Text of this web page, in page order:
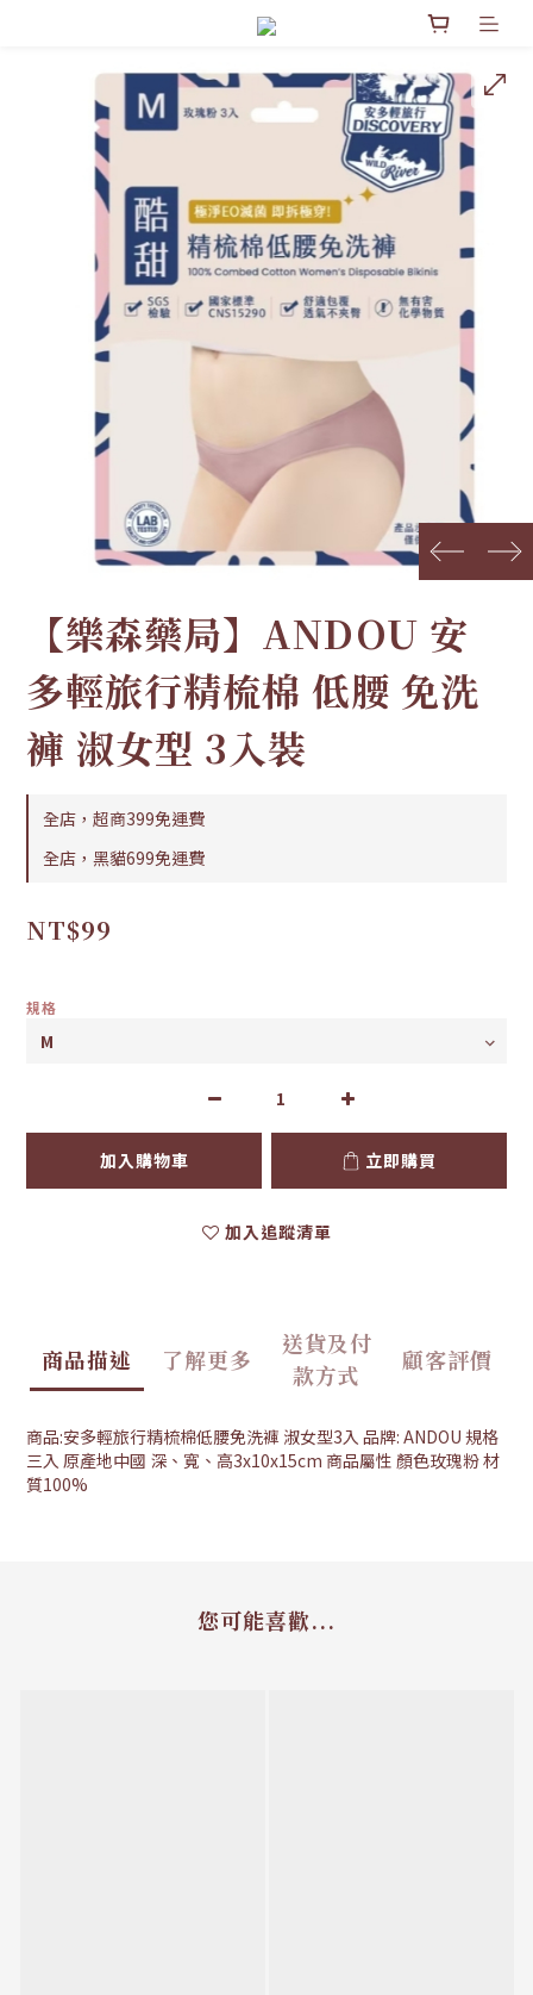
prev next
【樂森藥局】ANDOU 安
多輕旅行精梳棉 低腰 免洗
褲 淑女型 3入裝
全店，超商399免運費
全店，黑貓699免運費
NT$99
規格
加入購物車 立即購買
加入追蹤清單
商品描述 了解更多
送貨及付
款方式
顧客評價
商品:安多輕旅行精梳棉低腰免洗褲 淑女型3入 品牌: ANDOU 規格
三入 原產地中國 深、寬、高3x10x15cm 商品屬性 顏色玫瑰粉 材
質100%
您可能喜歡...